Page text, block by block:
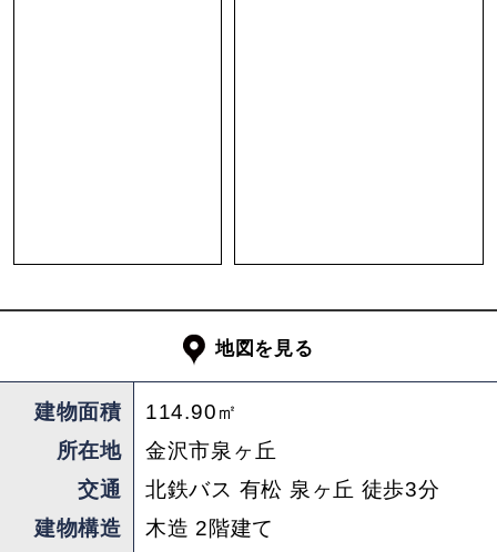
装してもこの建物では全てが成立するのではない
独自の美学やセンスを感じるこの建物。
す。
もちろん土地としての購入も可能ですので、お問
い合わせお待ちしております。
地図を見る
建物面積
114.90㎡
所在地
金沢市泉ヶ丘
交通
北鉄バス 有松 泉ヶ丘 徒歩3分
建物構造
木造 2階建て